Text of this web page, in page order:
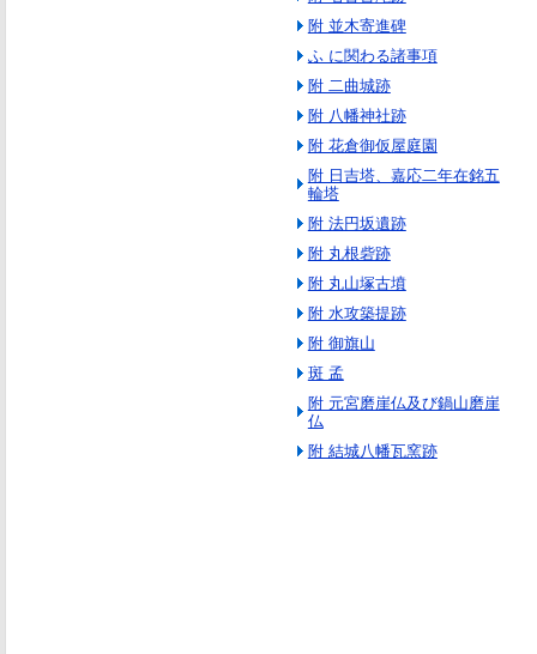
附 並木寄進碑
ふ に関わる諸事項
附 二曲城跡
附 八幡神社跡
附 花倉御仮屋庭園
附 日吉塔、嘉応二年在銘五
輪塔
附 法円坂遺跡
附 丸根砦跡
附 丸山塚古墳
附 水攻築提跡
附 御旗山
斑 孟
附 元宮磨崖仏及び鍋山磨崖
仏
附 結城八幡瓦窯跡